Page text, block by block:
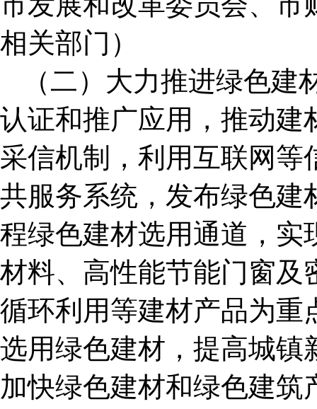
相关部门）
（二）大力推进绿色
认证和推广应用，推动建
采信机制，利用互联网等
共服务系统，发布绿色建
程绿色建材选用通道，实
材料、高性能节能门窗及
循环利用等建材产品为重
选用绿色建材，提高城镇
加快绿色建材和绿色建